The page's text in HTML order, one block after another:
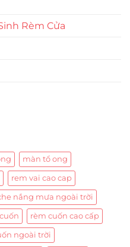
Rèm Cửa
màn tổ ong
rem vai cao cap
nắng mưa ngoài trời
rèm cuốn cao cấp
ngoài trời